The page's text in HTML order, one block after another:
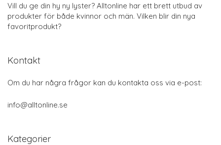
Vill du ge din hy ny lyster? Alltonline har ett brett utbud av
produkter för både kvinnor och män. Vilken blir din nya
favoritprodukt?
Kontakt
Om du har några frågor kan du kontakta oss via e-post:
info@alltonline.se
Kategorier